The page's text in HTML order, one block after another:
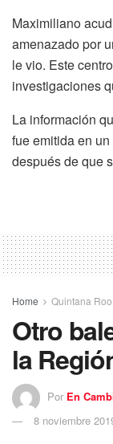
Maximiliano
amenazado por
le vio. Este
investigaciones
La información
fue emitida en
después de que
Home Quintana Roo
Otro
la
Por En
8 noviembre